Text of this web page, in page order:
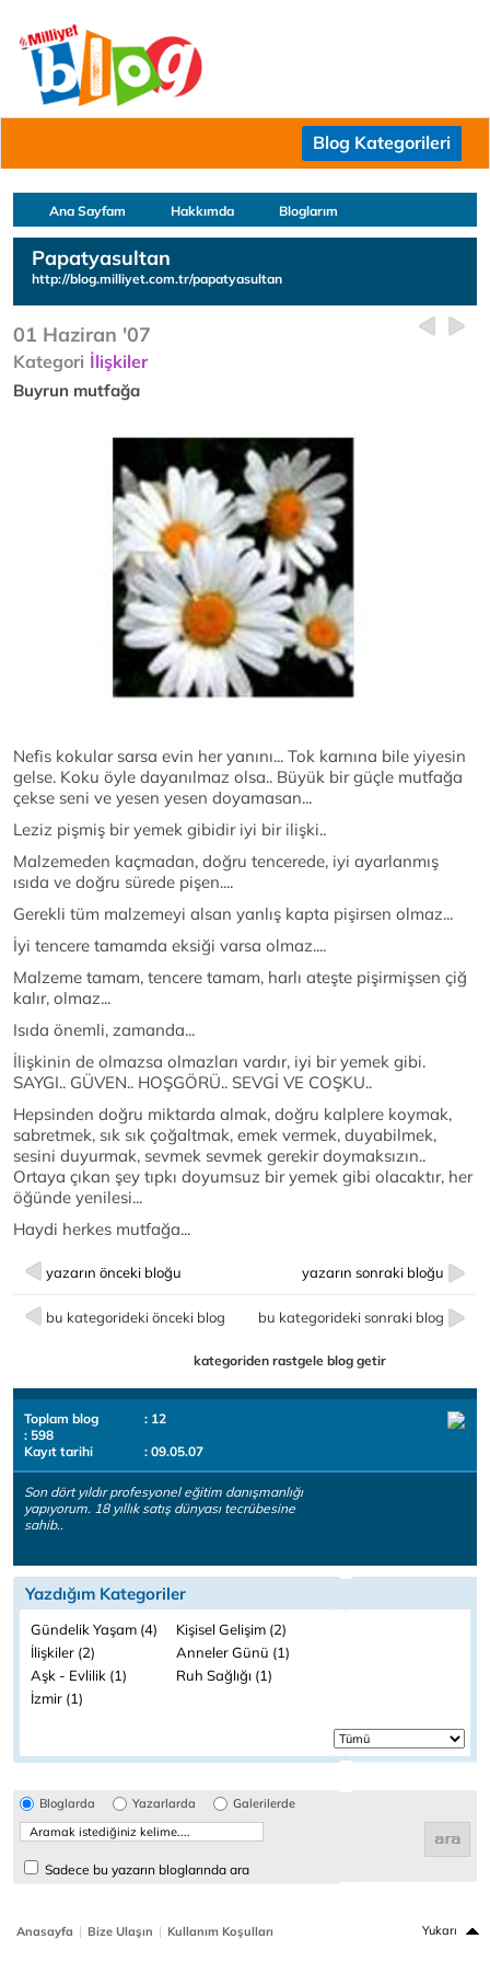
Blog Kategorileri
Ana Sayfam Hakkımda Bloglarım
Papatyasultan
http://blog.milliyet.com.tr/papatyasultan
01 Haziran '07
Kategori İlişkiler
Buyrun mutfağa
Nefis kokular sarsa evin her yanını... Tok karnına bile yiyesin
gelse. Koku öyle dayanılmaz olsa.. Büyük bir güçle mutfağa
çekse seni ve yesen yesen doyamasan...
Leziz pişmiş bir yemek gibidir iyi bir ilişki..
Malzemeden kaçmadan, doğru tencerede, iyi ayarlanmış
ısıda ve doğru sürede pişen....
Gerekli tüm malzemeyi alsan yanlış kapta pişirsen olmaz...
İyi tencere tamamda eksiği varsa olmaz....
Malzeme tamam, tencere tamam, harlı ateşte pişirmişsen çiğ
kalır, olmaz...
Isıda önemli, zamanda...
İlişkinin de olmazsa olmazları vardır, iyi bir yemek gibi.
SAYGI.. GÜVEN.. HOŞGÖRÜ.. SEVGİ VE COŞKU..
Hepsinden doğru miktarda almak, doğru kalplere koymak,
sabretmek, sık sık çoğaltmak, emek vermek, duyabilmek,
sesini duyurmak, sevmek sevmek gerekir doymaksızın..
Ortaya çıkan şey tıpkı doyumsuz bir yemek gibi olacaktır, her
öğünde yenilesi...
Haydi herkes mutfağa...
yazarın önceki bloğu yazarın sonraki bloğu
bu kategorideki önceki blog bu kategorideki sonraki blog
kategoriden rastgele blog getir
Toplam blog
: 12
: 598
Kayıt tarihi
: 09.05.07
Son dört yıldır profesyonel eğitim danışmanlığı
yapıyorum. 18 yıllık satış dünyası tecrübesine
sahib..
Yazdığım Kategoriler
Gündelik Yaşam (4)
Kişisel Gelişim (2)
İlişkiler (2)
Anneler Günü (1)
Aşk - Evlilik (1)
Ruh Sağlığı (1)
İzmir (1)
Bloglarda Yazarlarda Galerilerde
Sadece bu yazarın bloglarında ara
Anasayfa | Bize Ulaşın | Kullanım Koşulları Yukarı